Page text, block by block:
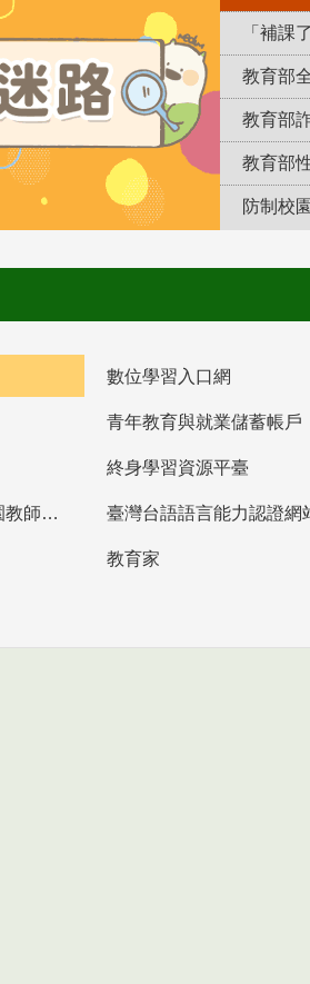
教育部
教育部
教育部
數位學習入口網
青年教育與就業儲蓄帳戶
終身學習資源平臺
教育部高中等以下學校及幼兒園教師資格檢定考試 臺灣台語語言能力認證網
教育家